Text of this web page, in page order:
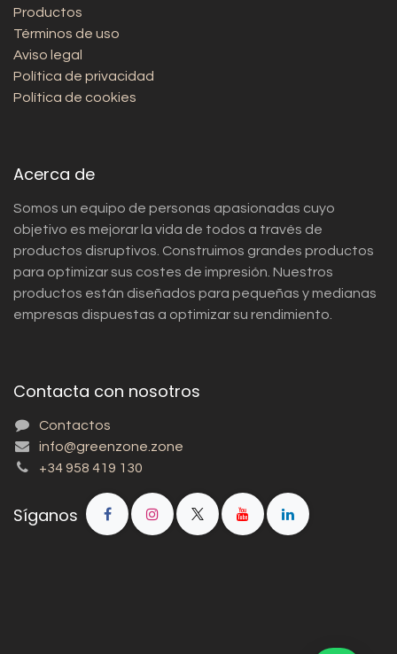
Productos
Términos de uso
Aviso legal
Política de privacidad
Política de cookies
Acerca de
Somos un equipo de personas apasionadas cuyo
objetivo es mejorar la vida de todos a través de
productos disruptivos. Construimos grandes productos
para optimizar sus costes de impresión. Nuestros
productos están diseñados para pequeñas y medianas
empresas dispuestas a optimizar su rendimiento.
Contacta con nosotros
Contactos
info@greenzone.zone
+34 958 419 130
Síganos